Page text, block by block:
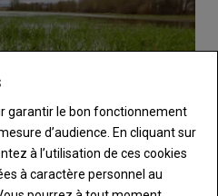
les frais de resemis
garantir le bon fonctionnement
d’audience. En cliquant sur
à l’utilisation de ces cookies
à caractère personnel au